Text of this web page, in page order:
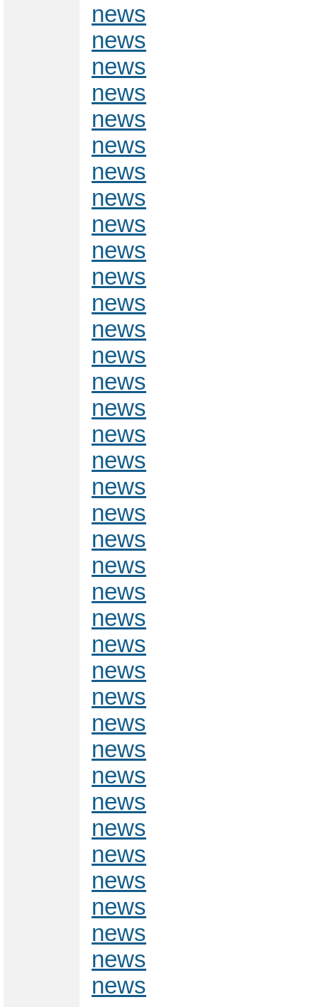
news
news
news
news
news
news
news
news
news
news
news
news
news
news
news
news
news
news
news
news
news
news
news
news
news
news
news
news
news
news
news
news
news
news
news
news
news
news